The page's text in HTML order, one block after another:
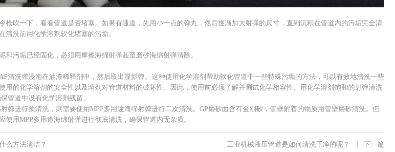
吹一下，看看管道是否堵塞。如果有通道，先用小一点的弹丸，然后逐渐加大射弹的尺寸，直到沉积在管道内的污垢完全清
清洗前用化学溶剂软化堵塞的污垢。
污垢已经固化，必须用摩擦海绵射弹甚至磨砂海绵射弹清除。
洗弹浸泡在油漆稀释剂中，然后取出显影弹。这种使用化学溶剂帮助软化管道中一些特殊污垢的方法，可以有效地清洗一些
用的化学溶剂的安全性以及溶剂对管道材料的破坏性。因此，使用前必须了解并测试化学相容性。用化学溶剂饱和的射弹清洗
管道中没有化学溶剂残留。
进行预清洗，则需要使用MPP多用途海绵射弹进行二次清洗。GP磨砂面含有金刚砂，管壁附着的物质用管壁磨砂清洗。但
用MPP多用途海绵射弹进行彻底清洗，确保管道内无杂质。
么方法清洁？ 下一篇
工业机械液压管道是如何清洗干净的呢？